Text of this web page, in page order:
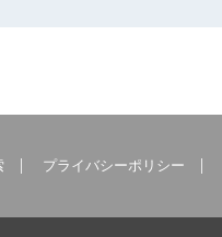
プライバシーポリシー